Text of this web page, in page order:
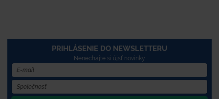
PRIHLÁSENIE DO NEWSLETTERU
Nenechajte si újsť novinky